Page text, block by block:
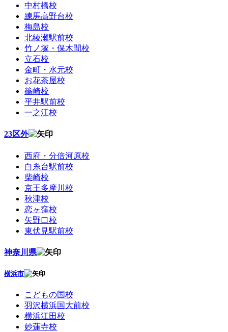
中村橋校
練馬高野台校
梅島校
北綾瀬駅前校
竹ノ塚・保木間校
立石校
金町・水元校
お花茶屋校
篠崎校
平井駅前校
一之江校
23区外
西府・分倍河原校
白糸台駅前校
柴崎校
京王多摩川校
秋津校
恋ヶ窪校
矢野口校
東伏見駅前校
神奈川県
横浜市
こどもの国校
羽沢横浜国大前校
横浜江田校
妙蓮寺校